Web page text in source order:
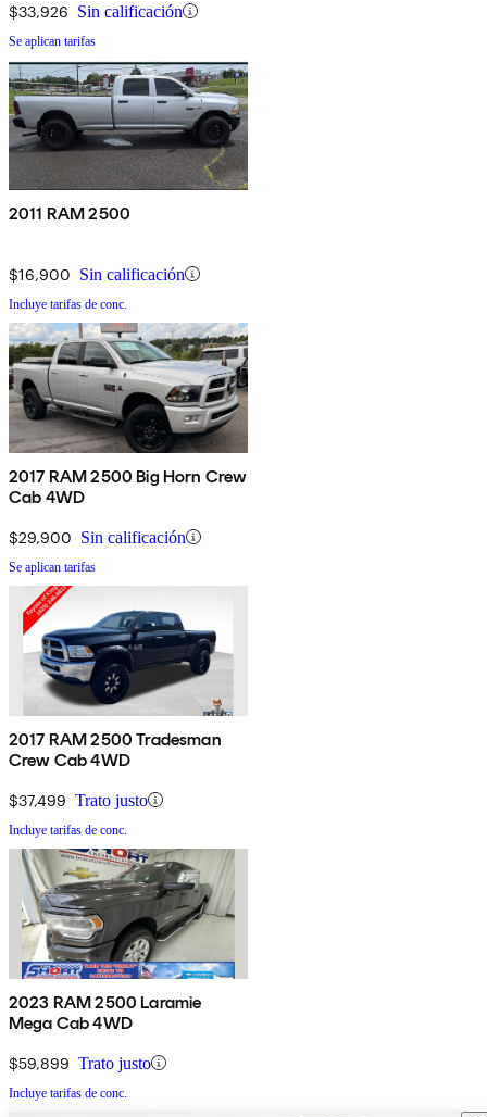
$33,926 Sin calificación
Se aplican tarifas
2011 RAM 2500
$16,900 Sin calificación
Incluye tarifas de conc.
2017 RAM 2500 Big Horn Crew
Cab 4WD
$29,900 Sin calificación
Se aplican tarifas
2017 RAM 2500 Tradesman
Crew Cab 4WD
$37,499 Trato justo
Incluye tarifas de conc.
2023 RAM 2500 Laramie
Mega Cab 4WD
$59,899 Trato justo
Incluye tarifas de conc.